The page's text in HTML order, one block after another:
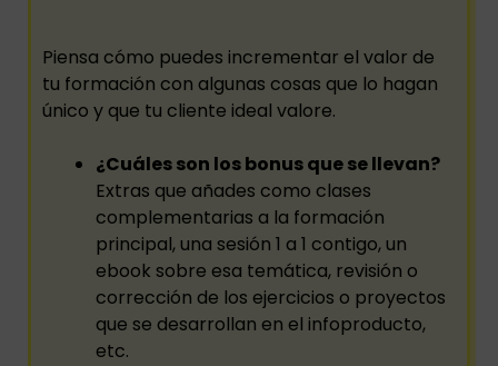
Piensa cómo puedes incrementar el valor de
tu formación con algunas cosas que lo hagan
único y que tu cliente ideal valore.
¿Cuáles son los bonus que se llevan?
Extras que añades como clases
complementarias a la formación
principal, una sesión 1 a 1 contigo, un
ebook sobre esa temática, revisión o
corrección de los ejercicios o proyectos
que se desarrollan en el infoproducto,
etc.